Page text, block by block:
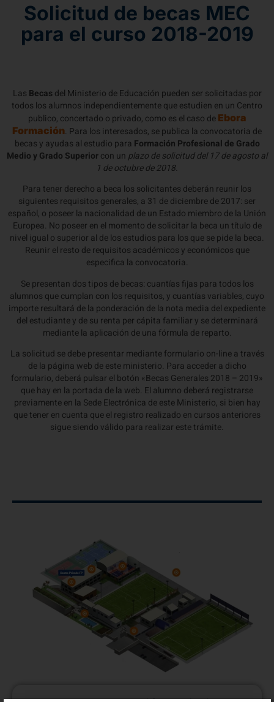
Solicitud de becas MEC
para el curso 2018-2019
Las Becas del Ministerio de Educación pueden ser solicitadas por
todos los alumnos independientemente que estudien en un Centro
publico, concertado o privado, como es el caso de Ebora
Formación. Para los interesados, se publica la convocatoria de
becas y ayudas al estudio para Formación Profesional de Grado
Medio y Grado Superiorcon un plazo de solicitud del 17 de agosto al
1 de octubre de 2018.
Para tener derecho a beca los solicitantes deberán reunir los
siguientes requisitos generales, a 31 de diciembre de 2017: ser
español, o poseer la nacionalidad de un Estado miembro de la Unión
Europea. No poseer en el momento de solicitar la beca un título de
nivel igual o superior al de los estudios para los que se pide la beca.
Reunir el resto de requisitos académicos y económicos que
especifica la convocatoria.
Se presentan dos tipos de becas: cuantías fijas para todos los
alumnos que cumplan con los requisitos, y cuantías variables, cuyo
importe resultará de la ponderación de la nota media del expediente
del estudiante y de su renta per cápita familiar y se determinará
mediante la aplicación de una fórmula de reparto.
La solicitud se debe presentar mediante formulario on-line a través
de la página web de este ministerio. Para acceder a dicho
formulario, deberá pulsar el botón «Becas Generales 2018 – 2019»
que hay en la portada de la web. El alumno deberá registrarse
previamente en la Sede Electrónica de este Ministerio, si bien hay
que tener en cuenta que el registro realizado en cursos anteriores
sigue siendo válido para realizar este trámite.